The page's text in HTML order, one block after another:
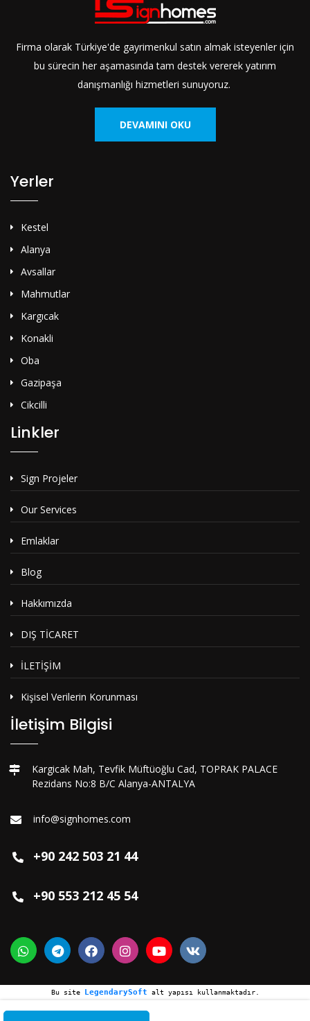
Firma olarak Türkiye'de gayrimenkul satın almak isteyenler için
bu sürecin her aşamasında tam destek vererek yatırım
danışmanlığı hizmetleri sunuyoruz.
DEVAMINI OKU
Yerler
Kestel
Alanya
Avsallar
Mahmutlar
Kargıcak
Konakli
Oba
Gazipaşa
Cikcilli
Linkler
Sign Projeler
Our Services
Emlaklar
Blog
Hakkımızda
DIŞ TİCARET
İLETİŞİM
Kişisel Verilerin Korunması
İletişim Bilgisi
Kargicak Mah, Tevfik Müftüoğlu Cad, TOPRAK PALACE
Rezidans No:8 B/C Alanya-ANTALYA
info@signhomes.com
+90 242 503 21 44
+90 553 212 45 54
Bu site LegendarySoft alt yapısı kullanmaktadır.